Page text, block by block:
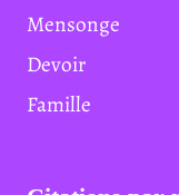
Mensonge
Devoir
Famille